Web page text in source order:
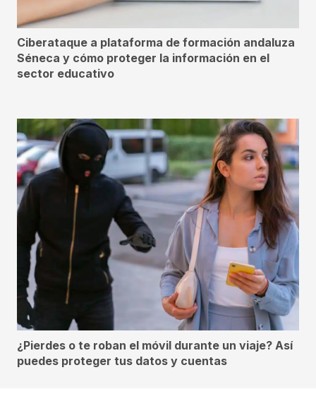
Ciberataque a plataforma de formación andaluza
Séneca y cómo proteger la información en el
sector educativo
¿Pierdes o te roban el móvil durante un viaje? Así
puedes proteger tus datos y cuentas